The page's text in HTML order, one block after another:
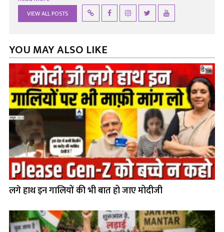
VIEW ALL POSTS
YOU MAY ALSO LIKE
लगे हाथ इन गालियों की भी बात हो जाए मोदीजी